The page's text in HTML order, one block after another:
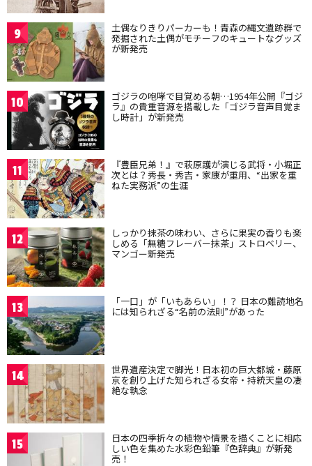
9 土偶なりきりパーカーも！青森の縄文遺跡群で
発掘された土偶がモチーフのキュートなグッズ
が新発売
10 ゴジラの咆哮で目覚める朝…1954年公開『ゴジ
ラ』の貴重音源を搭載した「ゴジラ音声目覚ま
し時計」が新発売
11 『豊臣兄弟！』で萩原護が演じる武将・小堀正
次とは？秀長・秀吉・家康が重用、“出家を重
ねた実務派”の生涯
12 しっかり抹茶の味わい、さらに果実の香りも楽
しめる「無糖フレーバー抹茶」ストロベリー、
マンゴー新発売
13 「一口」が「いもあらい」！？ 日本の難読地名
には知られざる“名前の法則”があった
14 世界遺産決定で脚光！日本初の巨大都城・藤原
京を創り上げた知られざる女帝・持統天皇の凄
絶な執念
15 日本の四季折々の植物や情景を描くことに相応
しい色を集めた水彩色鉛筆『色辞典』が新発
売！